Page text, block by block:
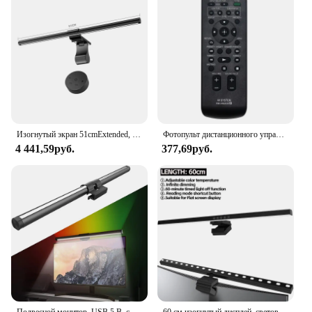
choice for those who are always on the move.
Whether you're a vendor, a supplier, or an
individual looking for a reliable charger, this
product is the perfect choice for you.
4 441,59руб.
Фотопульт дистанционного управления для телевизора Sony
377,69руб.